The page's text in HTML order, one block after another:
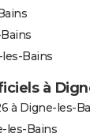
Bains
à
à Digne-les-
les-Bains